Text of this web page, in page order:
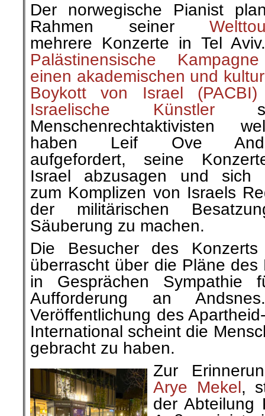
Der norwegische Pianist
Rahmen seiner
mehrere Konzerte in Tel
Palästinensische
einen akademischen und
Boykott von Israel (PACBI)
Israelische Künstler
Menschenrechtaktivisten
haben Leif Ove
aufgefordert, seine
Israel abzusagen und sich
zum Komplizen von Israels
der militärischen
Säuberung zu machen.
Die Besucher des Konzerts
überrascht über die Pläne
in Gesprächen Sympathie
Aufforderung an
Veröffentlichung des
International scheint die
gebracht zu haben.
Zur
Arye Mekel,
der Abteilung